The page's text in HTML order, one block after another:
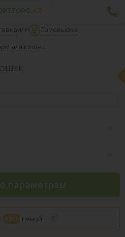
или
Самовывоз
для кошек
параметрам
PRO ценой!